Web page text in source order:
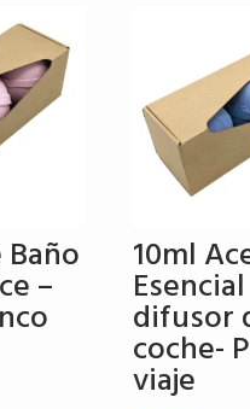
–
10ml
difusor
coche-
viaje